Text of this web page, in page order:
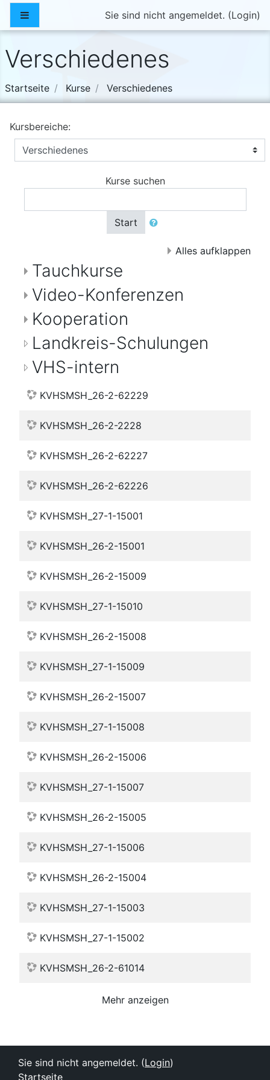
Zum Hauptinhalt
Website-ÜbersichtSie sind nicht angemeldet. (Login)
Verschiedenes
Startseite Kurse Verschiedenes
Kursbereiche:
Kurse suchen
Start
Alles aufklappen
Tauchkurse
Video-Konferenzen
Kooperation
Landkreis-Schulungen
VHS-intern
KVHSMSH_26-2-62229
KVHSMSH_26-2-2228
KVHSMSH_26-2-62227
KVHSMSH_26-2-62226
KVHSMSH_27-1-15001
KVHSMSH_26-2-15001
KVHSMSH_26-2-15009
KVHSMSH_27-1-15010
KVHSMSH_26-2-15008
KVHSMSH_27-1-15009
KVHSMSH_26-2-15007
KVHSMSH_27-1-15008
KVHSMSH_26-2-15006
KVHSMSH_27-1-15007
KVHSMSH_26-2-15005
KVHSMSH_27-1-15006
KVHSMSH_26-2-15004
KVHSMSH_27-1-15003
KVHSMSH_27-1-15002
KVHSMSH_26-2-61014
Mehr anzeigen
Sie sind nicht angemeldet. (Login)
Startseite